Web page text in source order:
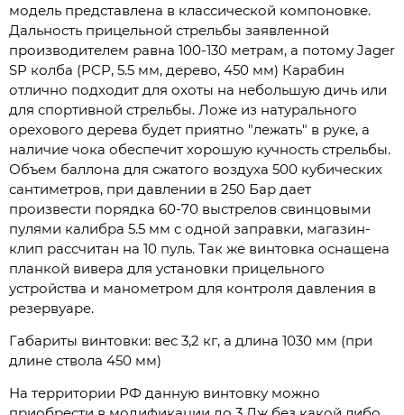
модель представлена в классической компоновке.
Дальность прицельной стрельбы заявленной
производителем равна 100-130 метрам, а потому Jager
SP колба (PCP, 5.5 мм, дерево, 450 мм) Карабин
отлично подходит для охоты на небольшую дичь или
для спортивной стрельбы. Ложе из натурального
орехового дерева будет приятно "лежать" в руке, а
наличие чока обеспечит хорошую кучность стрельбы.
Объем баллона для сжатого воздуха 500 кубических
сантиметров, при давлении в 250 Бар дает
произвести порядка 60-70 выстрелов свинцовыми
пулями калибра 5.5 мм с одной заправки, магазин-
клип рассчитан на 10 пуль. Так же винтовка оснащена
планкой вивера для установки прицельного
устройства и манометром для контроля давления в
резервуаре.
Габариты винтовки: вес 3,2 кг, а длина 1030 мм (при
длине ствола 450 мм)
На территории РФ данную винтовку можно